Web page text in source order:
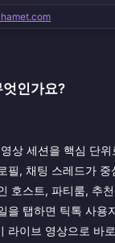
인가요?
상 세션을 핵심 단
필, 채팅 스레드가
호스트, 파티룸, 추
을 탭하면 틱톡 사용
라이브 영상으로 바